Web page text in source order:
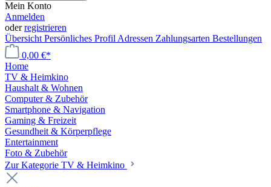
Mein Konto
Anmelden
oderregistrieren
Übersicht Persönliches Profil Adressen Zahlungsarten Bestellungen
0,00 €*
Home
TV & Heimkino
Haushalt & Wohnen
Computer & Zubehör
Smartphone & Navigation
Gaming & Freizeit
Gesundheit & Körperpflege
Entertainment
Foto & Zubehör
Zur Kategorie TV & Heimkino